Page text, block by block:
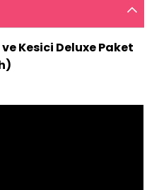
Kesici Deluxe Paket